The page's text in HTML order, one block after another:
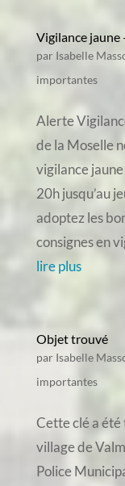
Vigilance jaune
par Isabelle
importantes
Alerte
de la Moselle
vigilance
20h jusqu’au
adoptez les
consignes en
lire plus
Objet trouvé
par Isabelle
importantes
Cette clé a
village de
Police